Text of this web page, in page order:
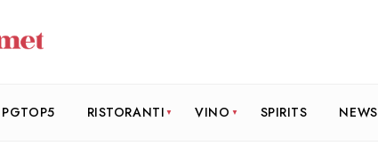
PGTOP5 RISTORANTI VINO SPIRITS NEWS